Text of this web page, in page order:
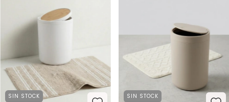
SIN STOCK SIN STOCK